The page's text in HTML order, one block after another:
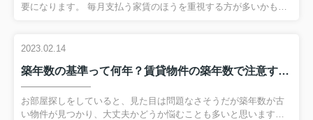
要になります。 毎月支払う家賃のほうを重視する方が多いかもし
方に向けて、主な初期費用である敷金・礼金・仲介手数料につい
用「敷金」とは？相場はどのくらい？ 敷金とは、賃貸物件を借り
る際に貸主へ預けておくお金のことです。 借主が家賃を滞納して
しまったり、退去時に原状回復の必要が出てしまったりすると敷
金から充当されます。 そのため家賃を滞納もなく、部屋をきれい
2023.02.14
築年数の基準って何年？賃貸物件の築年数で注意すべきポイントとは
お部屋探しをしていると、見た目は問題なさそうだが築年数が古
い物件が見つかり、大丈夫かどうか悩むことも多いと思います。